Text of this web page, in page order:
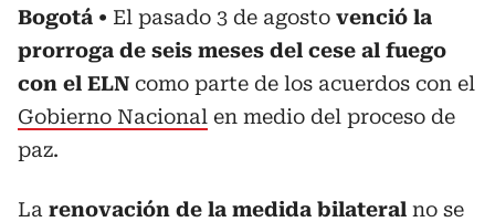
Bogotá El pasado 3 de agosto venció la
prorroga de seis meses del cese al fuego
con el ELN como parte de los acuerdos con el
Gobierno Nacional en medio del proceso de
paz.
La renovación de la medida bilateral no se